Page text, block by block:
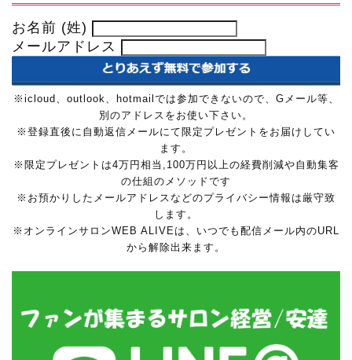
お名前 (姓)
メールアドレス
※icloud、outlook、hotmailでは参加できないので、Gメール等、
別のアドレスをお使い下さい。
※登録直後に自動返信メールにて限定プレゼントをお届けしてい
ます。
※限定プレゼントは4万円相当,100万円以上の経費削減や自動集客
の仕組のメソッドです
※お預かりしたメールアドレスなどのプライバシー情報は厳守致
します。
※オンラインサロンWEB ALIVEは、いつでも配信メール内のURL
から解除出来ます。